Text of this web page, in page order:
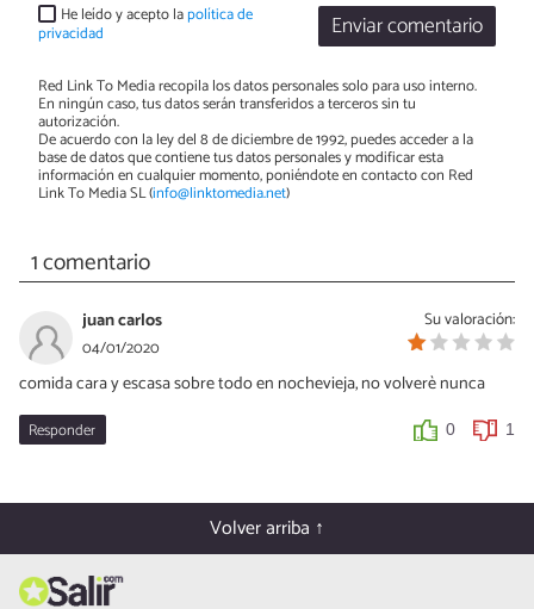
Enviar comentario
He leído y acepto lapolítica de
privacidad
Red Link To Media recopila los datos personales solo para uso interno.
En ningún caso, tus datos serán transferidos a terceros sin tu
autorización.
De acuerdo con la ley del 8 de diciembre de 1992, puedes acceder a la
base de datos que contiene tus datos personales y modificar esta
información en cualquier momento, poniéndote en contacto con Red
Link To Media SL (info@linktomedia.net)
1 comentario
Su valoración:
juan carlos
04/01/2020
comida cara y escasa sobre todo en nochevieja, no volverè nunca
Responder 0 1
Volver arriba ↑